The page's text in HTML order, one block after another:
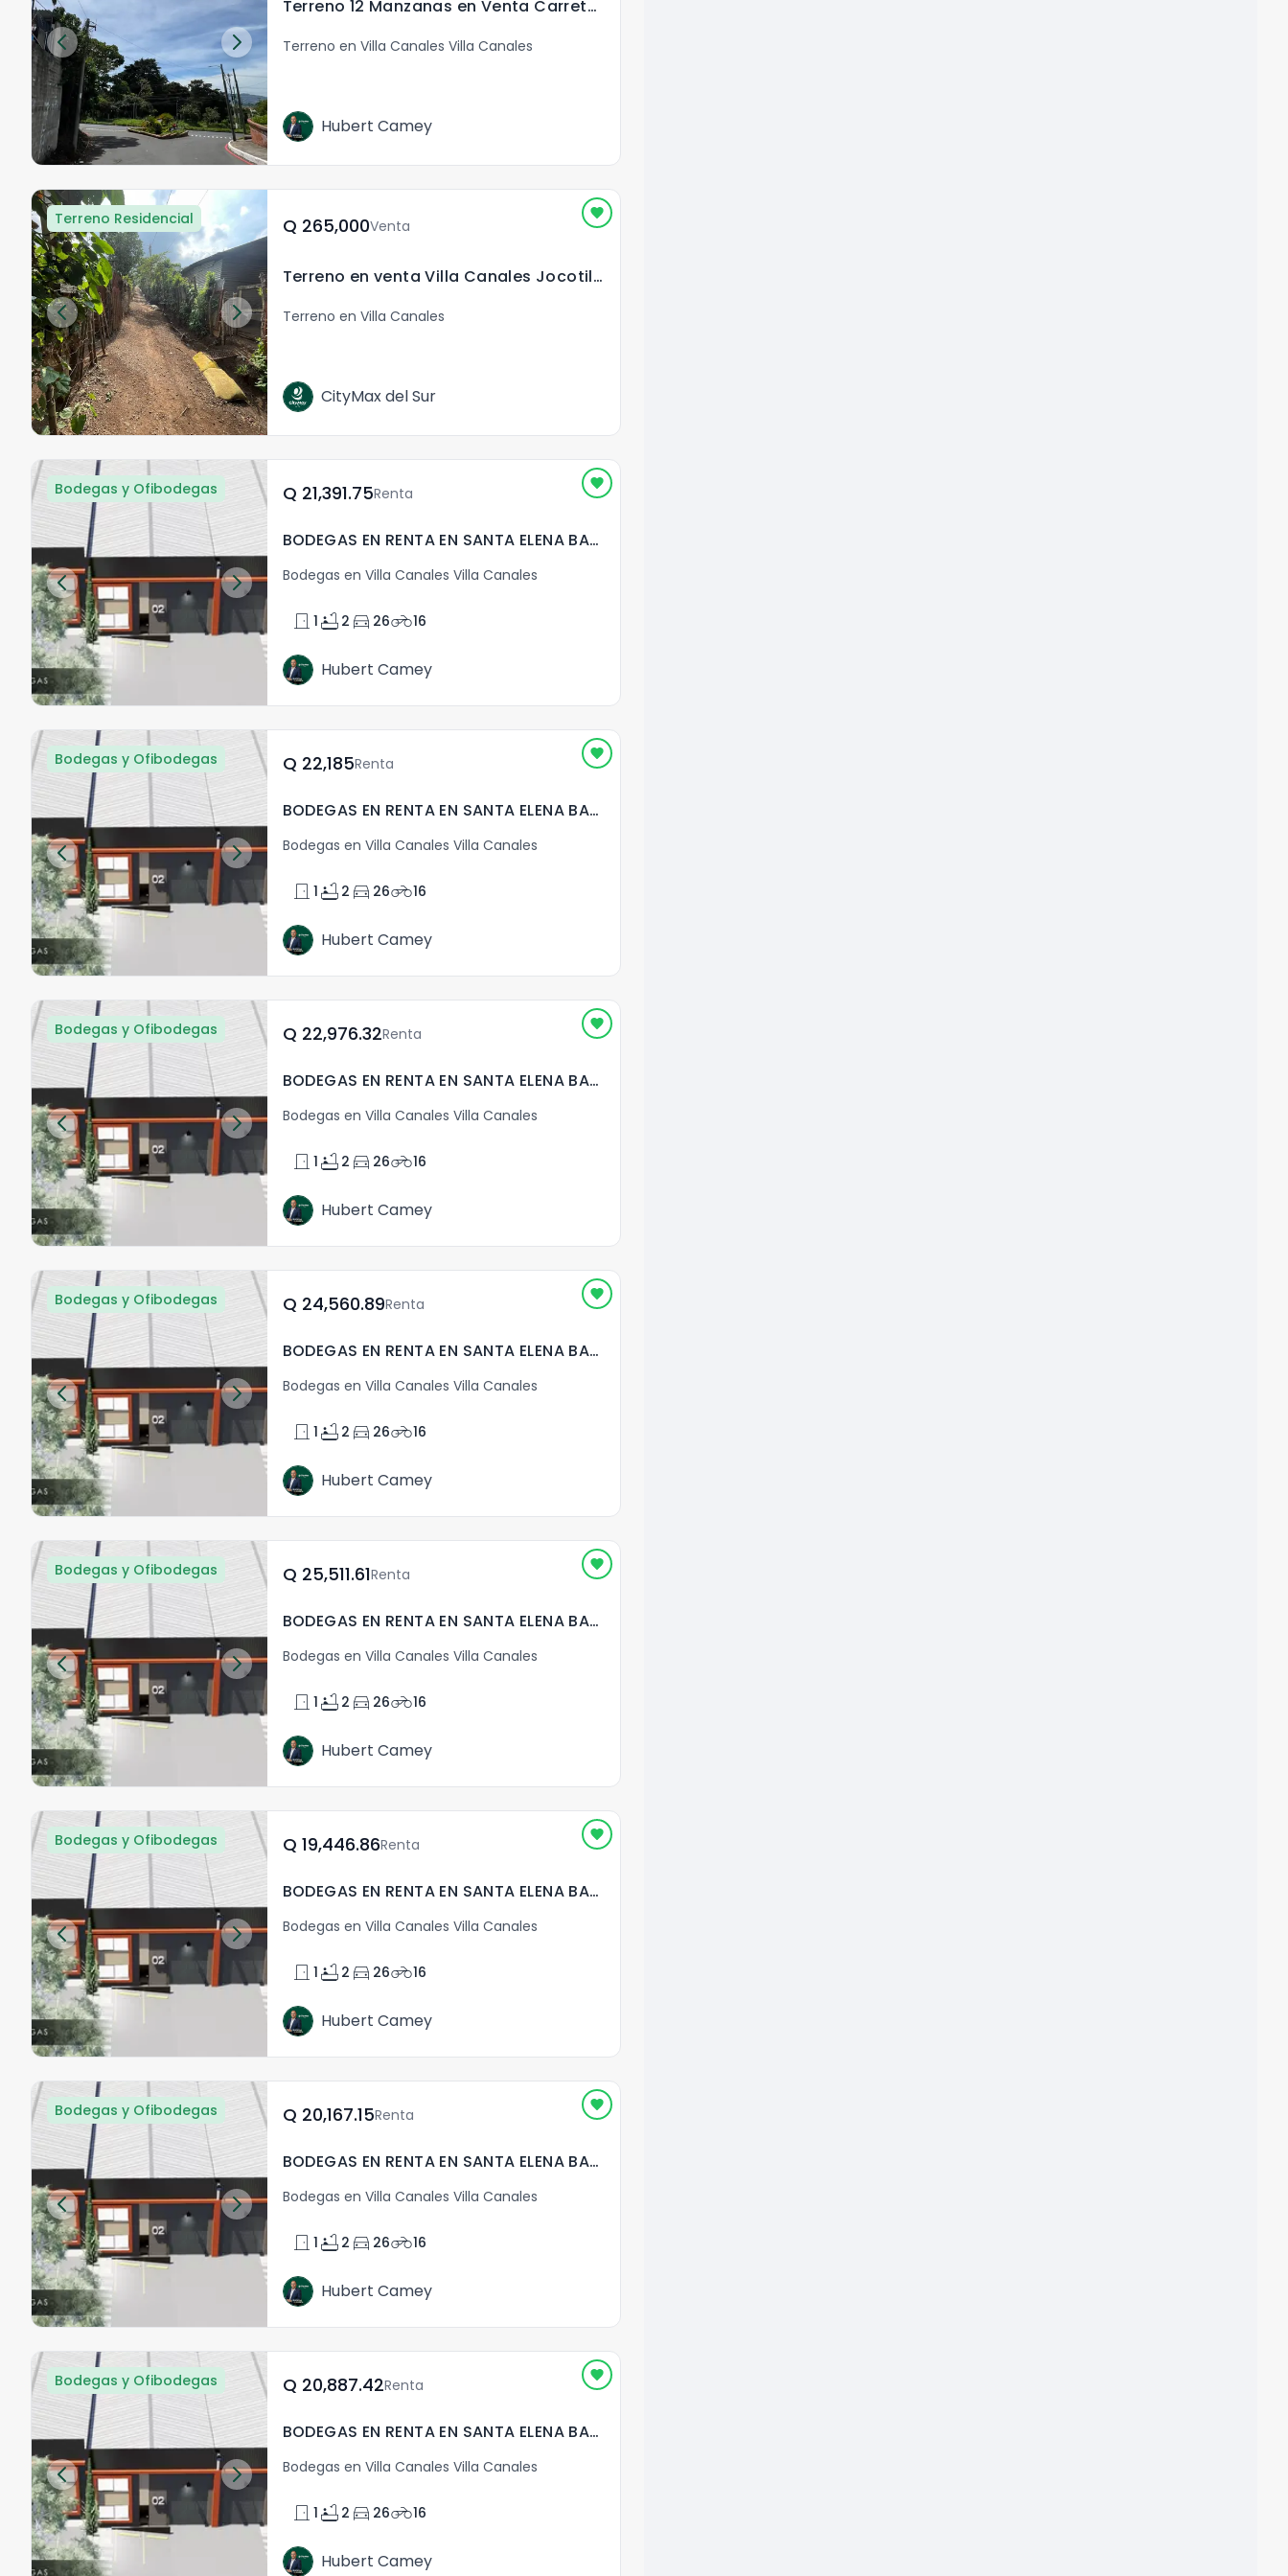
Terreno 12 Manzanas en Venta Carretera a El Salvador
Terreno en Villa Canales Villa Canales
Hubert Camey
Terreno Residencial Q	265,000Venta
Terreno en venta Villa Canales Jocotillo
Terreno en Villa Canales
CityMax del Sur
Bodegas y Ofibodegas Q	21,391.75Renta
BODEGAS EN RENTA EN SANTA ELENA BARILLAS ( 5 Con Mezz.)
Bodegas en Villa Canales Villa Canales
door_front 1 bathtub 2 directions_car 26motorcycle16
Hubert Camey
Bodegas y Ofibodegas Q	22,185Renta
BODEGAS EN RENTA EN SANTA ELENA BARILLAS ( 4 Con Mezz.)
Bodegas en Villa Canales Villa Canales
door_front 1 bathtub 2 directions_car 26motorcycle16
Hubert Camey
Bodegas y Ofibodegas Q	22,976.32Renta
BODEGAS EN RENTA EN SANTA ELENA BARILLAS ( 3 Con Mezz.)
Bodegas en Villa Canales Villa Canales
door_front 1 bathtub 2 directions_car 26motorcycle16
Hubert Camey
Bodegas y Ofibodegas Q	24,560.89Renta
BODEGAS EN RENTA EN SANTA ELENA BARILLAS ( 2 Con Mezz.)
Bodegas en Villa Canales Villa Canales
door_front 1 bathtub 2 directions_car 26motorcycle16
Hubert Camey
Bodegas y Ofibodegas Q	25,511.61Renta
BODEGAS EN RENTA EN SANTA ELENA BARILLAS ( 1 Con Mezz.)
Bodegas en Villa Canales Villa Canales
door_front 1 bathtub 2 directions_car 26motorcycle16
Hubert Camey
Bodegas y Ofibodegas Q	19,446.86Renta
BODEGAS EN RENTA EN SANTA ELENA BARILLAS ( 5 Sin Mezz.)
Bodegas en Villa Canales Villa Canales
door_front 1 bathtub 2 directions_car 26motorcycle16
Hubert Camey
Bodegas y Ofibodegas Q	20,167.15Renta
BODEGAS EN RENTA EN SANTA ELENA BARILLAS ( 4 Sin Mezz.)
Bodegas en Villa Canales Villa Canales
door_front 1 bathtub 2 directions_car 26motorcycle16
Hubert Camey
Bodegas y Ofibodegas Q	20,887.42Renta
BODEGAS EN RENTA EN SANTA ELENA BARILLAS ( 3 Sin Mezz.)
Bodegas en Villa Canales Villa Canales
door_front 1 bathtub 2 directions_car 26motorcycle16
Hubert Camey